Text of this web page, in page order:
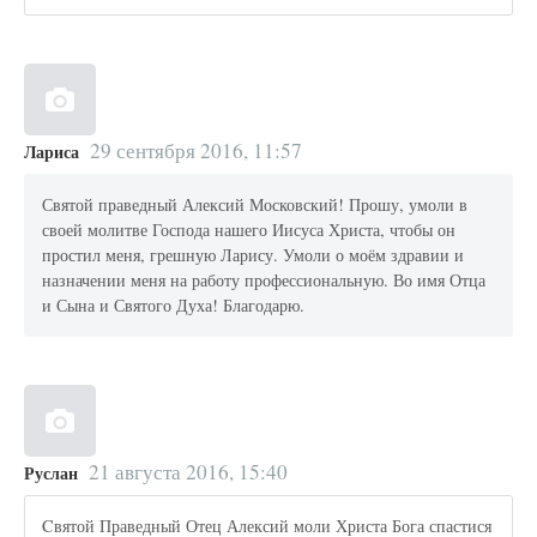
Лариса 29 сентября 2016, 11:57
Святой праведный Алексий Московский! Прошу, умоли в
своей молитве Господа нашего Иисуса Христа, чтобы он
простил меня, грешную Ларису. Умоли о моём здравии и
назначении меня на работу профессиональную. Во имя Отца
и Сына и Святого Духа! Благодарю.
Руслан 21 августа 2016, 15:40
Cвятой Праведный Отец Алексий моли Христа Бога спастися